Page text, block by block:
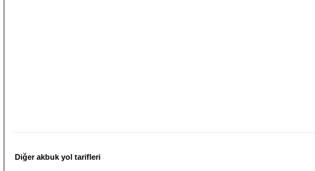
Diğer akbuk yol tarifleri